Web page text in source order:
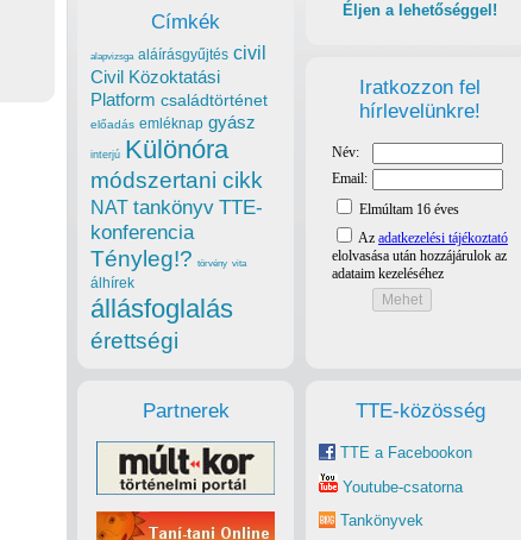
Éljen a lehetőséggel!
Iratkozzon fel
hírlevelünkre!
TTE-közösség
TTE a Facebookon
Youtube-csatorna
Tankönyvek
Címkék
alapvizsga aláírásgyűjtés civil
Civil Közoktatási
Platform családtörténet
előadás emléknap gyász
interjú Különóra
módszertani cikk
NAT tankönyv TTE-
konferencia
Tényleg!? törvény vita
álhírek
állásfoglalás
érettségi
Partnerek